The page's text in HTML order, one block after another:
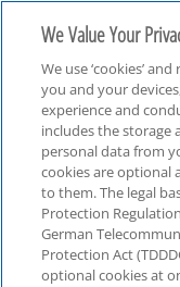
KPMG
We Value Your
We use ‘cookies’
you and your
experience and
includes the storage
personal data from
cookies are optional
to them. The legal
Protection
German
Protection Act
optional cookies at